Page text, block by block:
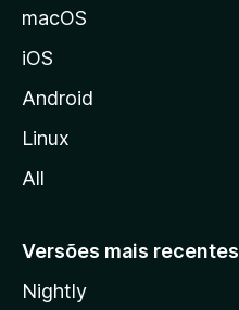
z
i
a
macOS
iOS
Android
Linux
All
Versões mais recentes
Nightly